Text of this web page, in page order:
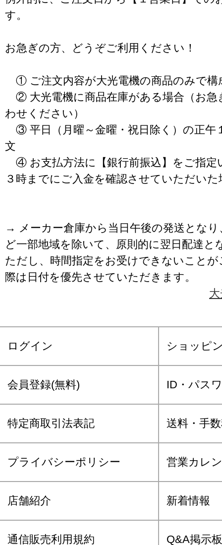
す。
お急ぎの方、どうぞご利用ください！
① ご注文内容が大光電機の商品のみで構
② 大光電機に商品在庫がある場合（お急
わせください）
③ 平日（月曜～金曜・祝日除く）の正午
文
④ お支払方法に【銀行前振込】をご指定
３時までにご入金を確認させていただいた
→ メーカー倉庫から当日午後の発送となり
ど一部地域を除いて、原則的に翌日配達と
ただし、時間指定をお受けできないこと
際は日付を優先させていただきます。
ログイン ショッピ
会員登録(無料) ID・パス
特定商取引法表記 送料・手
プライバシーポリシー 営業カレ
店舗紹介 新着情報
通信販売利用規約 Q&A掲示板